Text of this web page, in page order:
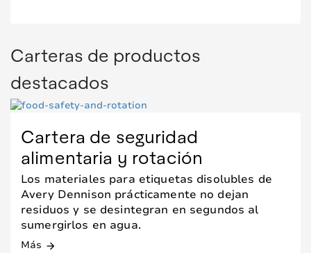
Carteras de productos
destacados
Cartera de seguridad
alimentaria y rotación
Los materiales para etiquetas disolubles de
Avery Dennison prácticamente no dejan
residuos y se desintegran en segundos al
sumergirlos en agua.
Más arrow_forward